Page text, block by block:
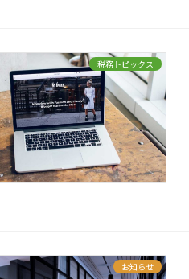
税務トピックス
お知らせ